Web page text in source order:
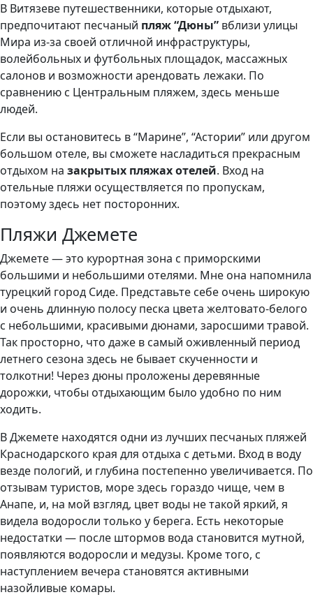
В Витязеве путешественники, которые отдыхают,
предпочитают песчаный пляж “Дюны” вблизи улицы
Мира из-за своей отличной инфраструктуры,
волейбольных и футбольных площадок, массажных
салонов и возможности арендовать лежаки. По
сравнению с Центральным пляжем, здесь меньше
людей.
Если вы остановитесь в “Марине”, “Астории” или другом
большом отеле, вы сможете насладиться прекрасным
отдыхом на закрытых пляжах отелей. Вход на
отельные пляжи осуществляется по пропускам,
поэтому здесь нет посторонних.
Пляжи Джемете
Джемете — это курортная зона с приморскими
большими и небольшими отелями. Мне она напомнила
турецкий город Сиде. Представьте себе очень широкую
и очень длинную полосу песка цвета желтовато-белого
с небольшими, красивыми дюнами, заросшими травой.
Так просторно, что даже в самый оживленный период
летнего сезона здесь не бывает скученности и
толкотни! Через дюны проложены деревянные
дорожки, чтобы отдыхающим было удобно по ним
ходить.
В Джемете находятся одни из лучших песчаных пляжей
Краснодарского края для отдыха с детьми. Вход в воду
везде пологий, и глубина постепенно увеличивается. По
отзывам туристов, море здесь гораздо чище, чем в
Анапе, и, на мой взгляд, цвет воды не такой яркий, я
видела водоросли только у берега. Есть некоторые
недостатки — после штормов вода становится мутной,
появляются водоросли и медузы. Кроме того, с
наступлением вечера становятся активными
назойливые комары.